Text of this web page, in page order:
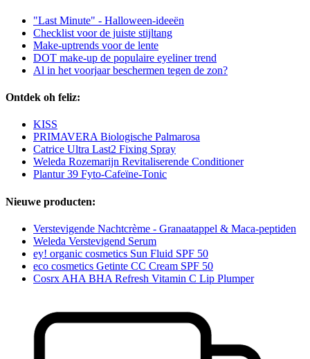
"Last Minute" - Halloween-ideeën
Checklist voor de juiste stijltang
Make-uptrends voor de lente
DOT make-up de populaire eyeliner trend
Al in het voorjaar beschermen tegen de zon?
Ontdek oh feliz:
KISS
PRIMAVERA Biologische Palmarosa
Catrice Ultra Last2 Fixing Spray
Weleda Rozemarijn Revitaliserende Conditioner
Plantur 39 Fyto-Cafeïne-Tonic
Nieuwe producten:
Verstevigende Nachtcrème - Granaatappel & Maca-peptiden
Weleda Verstevigend Serum
ey! organic cosmetics Sun Fluid SPF 50
eco cosmetics Getinte CC Cream SPF 50
Cosrx AHA BHA Refresh Vitamin C Lip Plumper